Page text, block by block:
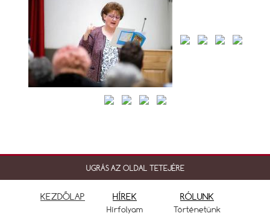
UGRÁS AZ OLDAL TETEJÉRE
KEZDŐLAP HÍREK
Hírfolyam
RÓLUNK
Történetünk